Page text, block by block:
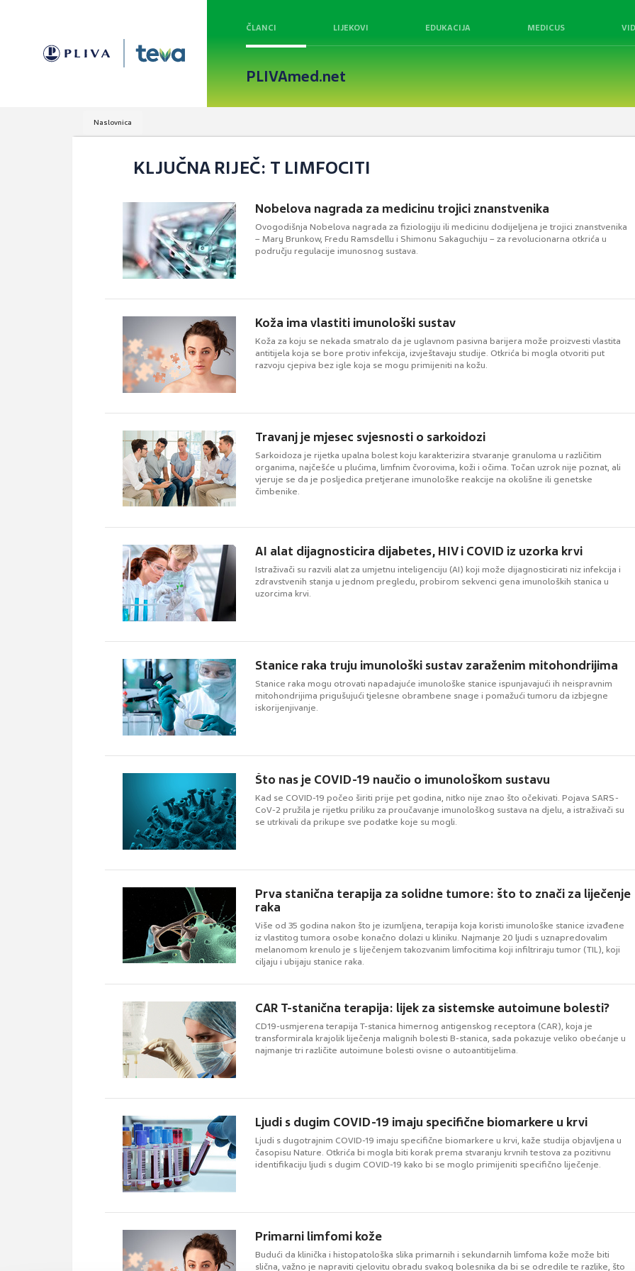
ČLANCI LIJEKOVI EDUKACIJA MEDICUS
PLIVAmed.net
Naslovnica
KLJUČNA RIJEČ: T LIMFOCITI
Nobelova nagrada za medicinu trojici znanstvenika
Ovogodišnja Nobelova nagrada za fiziologiju ili medicinu dodijeljena je trojici znanstvenika
– Mary Brunkow, Fredu Ramsdellu i Shimonu Sakaguchiju – za revolucionarna otkrića u
području regulacije imunosnog sustava.
Koža ima vlastiti imunološki sustav
Koža za koju se nekada smatralo da je uglavnom pasivna barijera može proizvesti vlastita
antitijela koja se bore protiv infekcija, izvještavaju studije. Otkrića bi mogla otvoriti put
razvoju cjepiva bez igle koja se mogu primijeniti na kožu.
Travanj je mjesec svjesnosti o sarkoidozi
Sarkoidoza je rijetka upalna bolest koju karakterizira stvaranje granuloma u različitim
organima, najčešće u plućima, limfnim čvorovima, koži i očima. Točan uzrok nije poznat, ali
vjeruje se da je posljedica pretjerane imunološke reakcije na okolišne ili genetske
čimbenike.
AI alat dijagnosticira dijabetes, HIV i COVID iz uzorka krvi
Istraživači su razvili alat za umjetnu inteligenciju (AI) koji može dijagnosticirati niz infekcija i
zdravstvenih stanja u jednom pregledu, probirom sekvenci gena imunoloških stanica u
uzorcima krvi.
Stanice raka truju imunološki sustav zaraženim mitohondrijima
Stanice raka mogu otrovati napadajuće imunološke stanice ispunjavajući ih neispravnim
mitohondrijima prigušujući tjelesne obrambene snage i pomažući tumoru da izbjegne
iskorijenjivanje.
Što nas je COVID-19 naučio o imunološkom sustavu
Kad se COVID-19 počeo širiti prije pet godina, nitko nije znao što očekivati. Pojava SARS-
CoV-2 pružila je rijetku priliku za proučavanje imunološkog sustava na djelu, a istraživači su
se utrkivali da prikupe sve podatke koje su mogli.
Prva stanična terapija za solidne tumore: što to znači za liječenje
raka
Više od 35 godina nakon što je izumljena, terapija koja koristi imunološke stanice izvađene
iz vlastitog tumora osobe konačno dolazi u kliniku. Najmanje 20 ljudi s uznapredovalim
melanomom krenulo je s liječenjem takozvanim limfocitima koji infiltriraju tumor (TIL), koji
ciljaju i ubijaju stanice raka.
CAR T-stanična terapija: lijek za sistemske autoimune bolesti?
CD19-usmjerena terapija T-stanica himernog antigenskog receptora (CAR), koja je
transformirala krajolik liječenja malignih bolesti B-stanica, sada pokazuje veliko obećanje u
najmanje tri različite autoimune bolesti ovisne o autoantitijelima.
Ljudi s dugim COVID-19 imaju specifične biomarkere u krvi
Ljudi s dugotrajnim COVID-19 imaju specifične biomarkere u krvi, kaže studija objavljena u
časopisu Nature. Otkrića bi mogla biti korak prema stvaranju krvnih testova za pozitivnu
identifikaciju ljudi s dugim COVID-19 kako bi se moglo primijeniti specifično liječenje.
Primarni limfomi kože
Budući da klinička i histopatološka slika primarnih i sekundarnih limfoma kože može biti
slična, važno je napraviti cjelovitu obradu svakog bolesnika da bi se odredile te razlike, što